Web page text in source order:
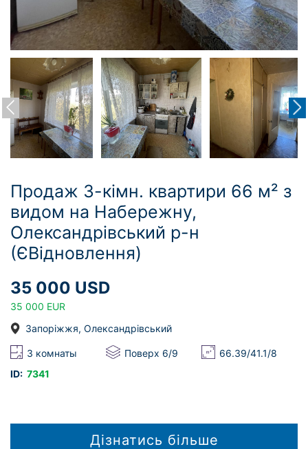
Продаж 3-кімн. квартири 66 м² з
видом на Набережну,
Олександрівський р-н
(ЄВідновлення)
35 000 USD
35 000 EUR
Запоріжжя, Олександрівський
3 комнаты Поверх 6/9
66.39/41.1/8
ID: 7341
Дізнатись більше